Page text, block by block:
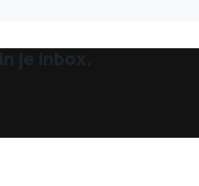
je inbox.